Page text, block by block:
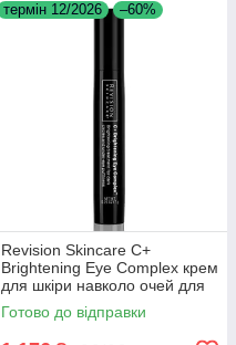
термін 12/2026 –60%
Revision Skincare C+
Brightening Eye Complex крем
для шкіри навколо очей для
боротьби з темними колами
та набряками
Готово до відправки